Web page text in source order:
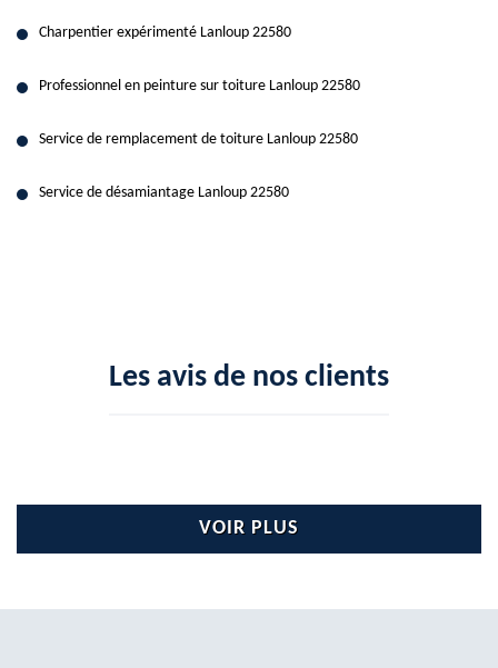
Charpentier expérimenté Lanloup 22580
Professionnel en peinture sur toiture Lanloup 22580
Service de remplacement de toiture Lanloup 22580
Service de désamiantage Lanloup 22580
Les avis de nos clients
VOIR PLUS